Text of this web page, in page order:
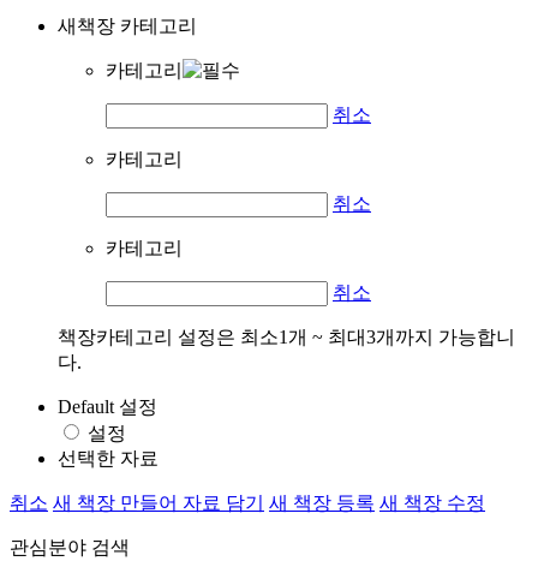
새책장 카테고리
카테고리
취소
카테고리
취소
카테고리
취소
책장카테고리 설정은 최소1개 ~ 최대3개까지 가능합니
다.
Default 설정
설정
선택한 자료
취소 새 책장 만들어 자료 담기 새 책장 등록 새 책장 수정
관심분야 검색